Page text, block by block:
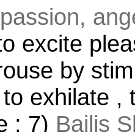
excite
by
to exhilate ,
; 7) Bailis